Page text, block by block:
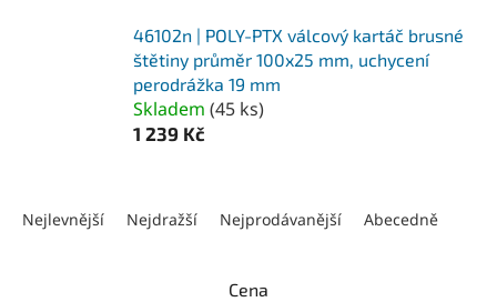
46102n | POLY-PTX válcový kartáč brusné
štětiny průměr 100x25 mm, uchycení
perodrážka 19 mm
Skladem (45 ks)
1 239 Kč
Nejlevnější Nejdražší Nejprodávanější Abecedně
Cena